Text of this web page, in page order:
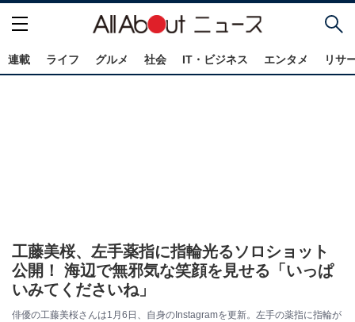
連載 ライフ グルメ 社会 IT・ビジネス エンタメ リサ
工藤美桜、左手薬指に指輪光るソロショット
公開！ 海辺で無邪気な笑顔を見せる「いっぱ
いみてくださいね」
俳優の工藤美桜さんは1月6日、自身のInstagramを更新。左手の薬指に指輪が